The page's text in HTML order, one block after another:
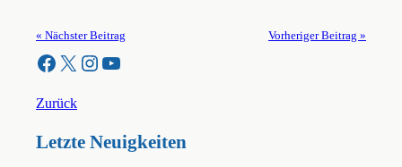
« Nächster Beitrag Vorheriger Beitrag »
Facebook X Instagram YouTube
Zurück
Letzte Neuigkeiten